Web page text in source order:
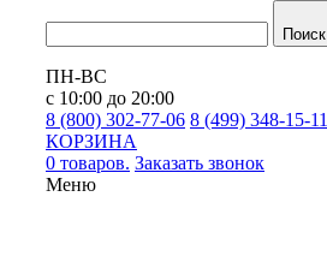
Поиск
ПН-ВС
с 10:00 до 20:00
8 (800) 302-77-06 8 (499) 348-15-11
КОРЗИНА
0 товаров. Заказать звонок
Меню